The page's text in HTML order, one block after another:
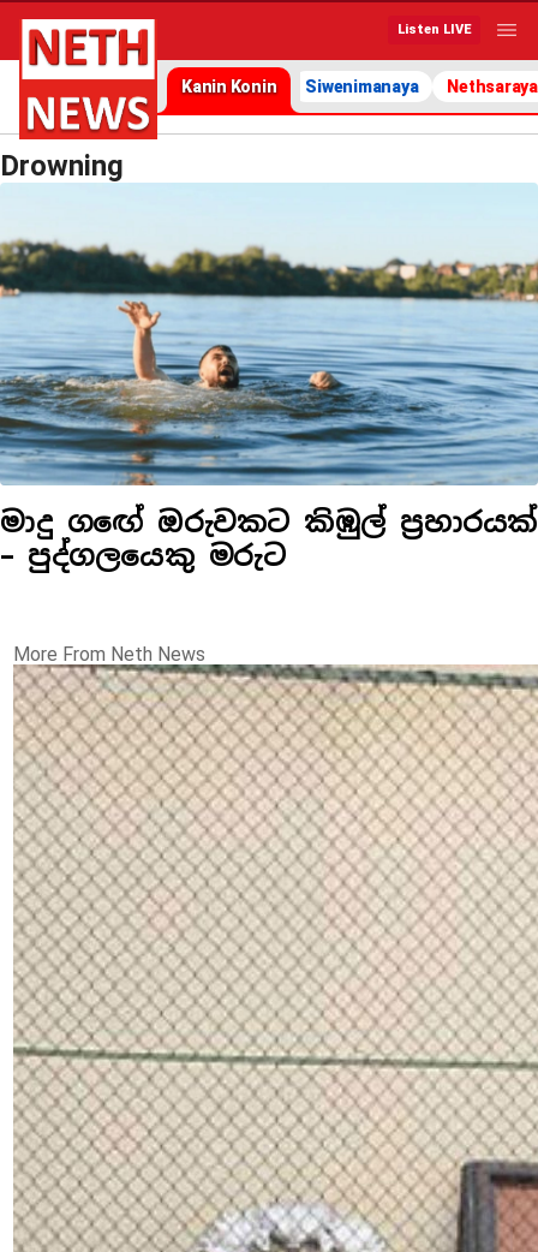
Listen LIVE
Kanin Konin Siwenimanaya Nethsaraya
Drowning
මාදු ගඟේ ඔරුවකට කිඹුල් ප්‍රහාරයක්
– පුද්ගලයෙකු මරුට
More From Neth News